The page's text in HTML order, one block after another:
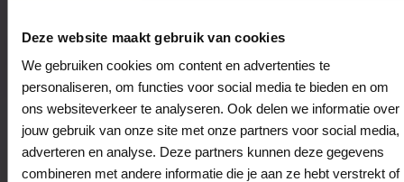
Deze website maakt gebruik van cookies
We gebruiken cookies om content en advertenties te
personaliseren, om functies voor social media te bieden en om
ons websiteverkeer te analyseren. Ook delen we informatie over
jouw gebruik van onze site met onze partners voor social media,
adverteren en analyse. Deze partners kunnen deze gegevens
combineren met andere informatie die je aan ze hebt verstrekt of
Noah Dreams
Populierenhoek 14
6903AX
Zevenaar
Veelgestelde Vragen
Kan ik het saldo in delen besteden?